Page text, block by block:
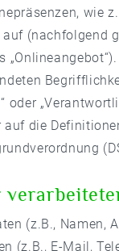
wie
(nachfolgend
oder
auf die
(z.B., Namen,
(z.B., E-Mail,